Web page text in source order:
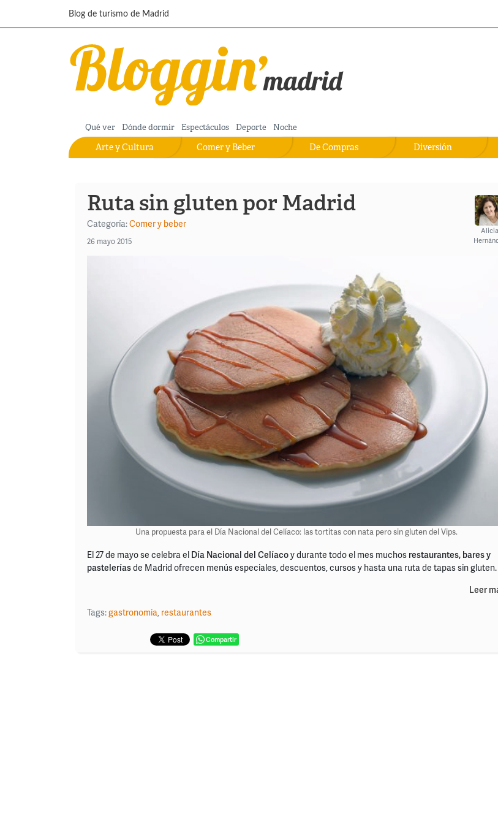
Pasar al contenido principal
Blog de turismo de Madrid
Qué ver Dónde dormir Espectáculos Deporte Noche
Diversión
De Compras
Comer y Beber
Arte y Cultura
Ruta sin gluten por Madrid
Categoría:Comer y beber
26 mayo 2015
Alicia
Una propuesta para el Día Nacional del Celíaco: las tortitas con nata pero sin gluten del Vips.
El 27 de mayo se celebra el Día Nacional del Celíacoy durante todo el mes muchos restaurantes, bares y
pasteleríasde Madrid ofrecen menús especiales, descuentos, cursos y hasta una ruta de tapas sin gluten.
Leer
Tags:gastronomía, restaurantes
Compartir